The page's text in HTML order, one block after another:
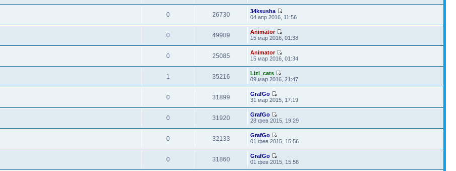
0 26730
34ksusha
04 апр 2016, 11:56
0 49909
Animator
15 мар 2016, 01:38
0 25085
Animator
15 мар 2016, 01:34
1 35216
Lizi_cats
09 мар 2016, 21:47
0 31899
GrafGo
31 мар 2015, 17:19
0 31920
GrafGo
28 фев 2015, 19:29
0 32133
GrafGo
01 фев 2015, 15:56
0 31860
GrafGo
01 фев 2015, 15:56